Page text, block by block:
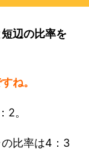
辺の比率を
ね。
2。
比率は4：3